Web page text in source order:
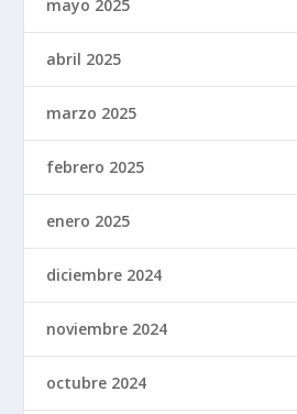
mayo 2025
abril 2025
marzo 2025
febrero 2025
enero 2025
diciembre 2024
noviembre 2024
octubre 2024